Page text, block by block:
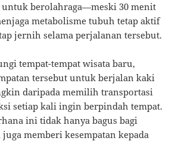
berolahraga—meski 30 menit
metabolisme tubuh tetap aktif
jernih selama perjalanan tersebut.
tempat-tempat wisata baru,
tersebut untuk berjalan kaki
daripada memilih transportasi
setiap kali ingin berpindah tempat.
ini tidak hanya bagus bagi
memberi kesempatan kepada